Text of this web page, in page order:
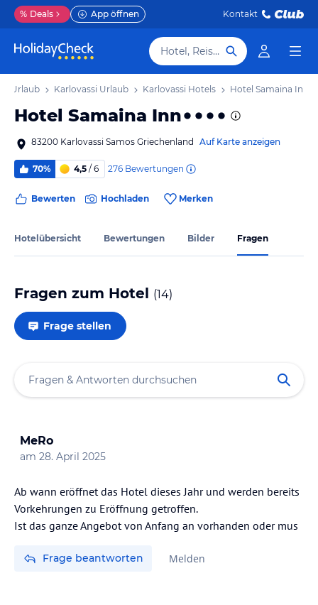
% Deals App öffnen Kontakt
Hotel, Reiseziel
Urlaub Karlovassi Urlaub Karlovassi Hotels Hotel Samaina Inn
Hotel Samaina Inn
83200 Karlovassi Samos Griechenland Auf Karte anzeigen
70% 4,5 / 6 276 Bewertungen
Bewerten Hochladen Merken
Hotelübersicht Bewertungen Bilder Fragen
Fragen zum Hotel (14)
Frage stellen
MeRo
am 28. April 2025
Ab wann eröffnet das Hotel dieses Jahr und werden bereits
Vorkehrungen zu Eröffnung getroffen.
Ist das ganze Angebot von Anfang an vorhanden oder mus
Frage beantworten Melden